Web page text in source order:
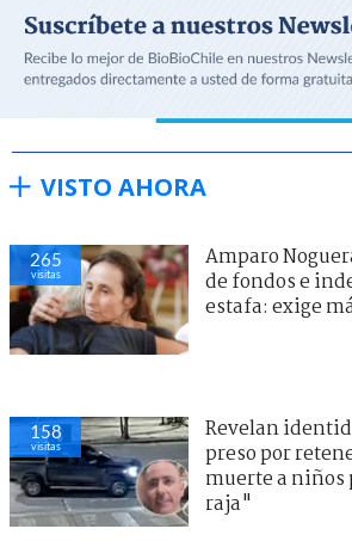
VISTO AHORA
265
visitas
Amparo
de fondos e
estafa: exige
158
visitas
Revelan
preso por
muerte a
raja"